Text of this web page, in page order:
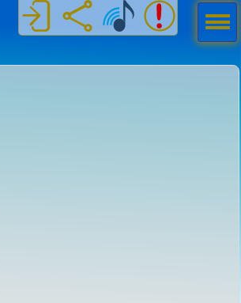
Men
ú